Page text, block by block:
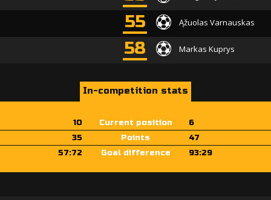
55 Ąžuolas Varnauskas
58 Markas Kuprys
In-competition stats
10 Current position
6
35
Points
47
57:72
Goal difference 93:29